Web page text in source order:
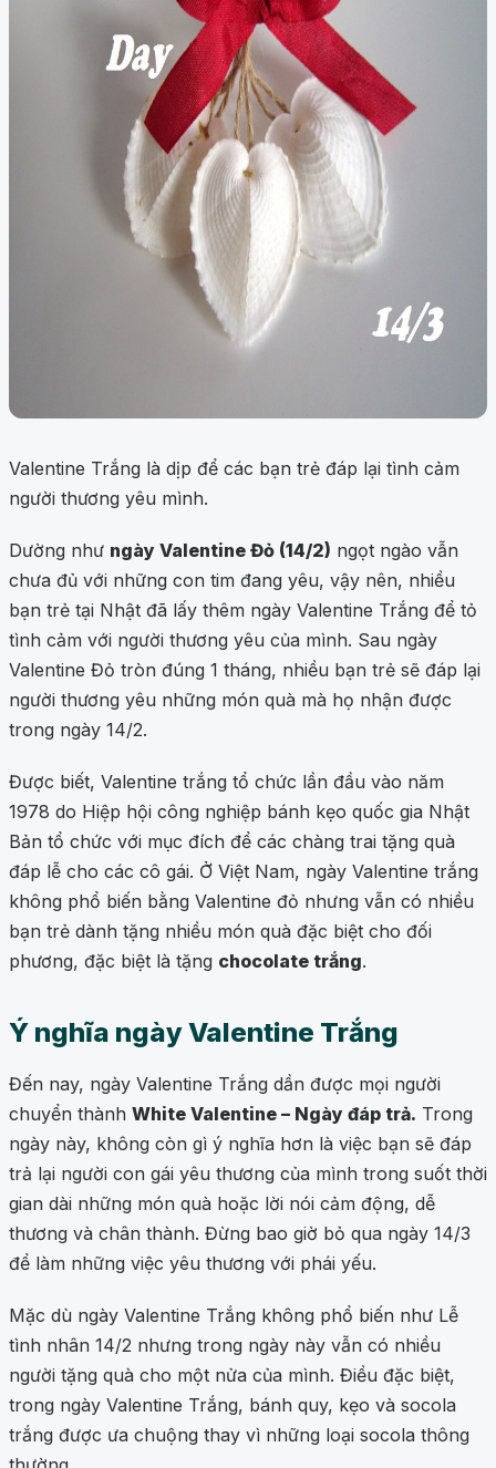
Valentine Trắng là dịp để các bạn trẻ đáp lại tình cảm
người thương yêu mình.
Dường như ngày Valentine Đỏ (14/2) ngọt ngào vẫn
chưa đủ với những con tim đang yêu, vậy nên, nhiều
bạn trẻ tại Nhật đã lấy thêm ngày Valentine Trắng để tỏ
tình cảm với người thương yêu của mình. Sau ngày
Valentine Đỏ tròn đúng 1 tháng, nhiều bạn trẻ sẽ đáp lại
người thương yêu những món quà mà họ nhận được
trong ngày 14/2.
Được biết, Valentine trắng tổ chức lần đầu vào năm
1978 do Hiệp hội công nghiệp bánh kẹo quốc gia Nhật
Bản tổ chức với mục đích để các chàng trai tặng quà
đáp lễ cho các cô gái. Ở Việt Nam, ngày Valentine trắng
không phổ biến bằng Valentine đỏ nhưng vẫn có nhiều
bạn trẻ dành tặng nhiều món quà đặc biệt cho đối
phương, đặc biệt là tặng chocolate trắng.
Ý nghĩa ngày Valentine Trắng
Đến nay, ngày Valentine Trắng dần được mọi người
chuyển thành White Valentine – Ngày đáp trả. Trong
ngày này, không còn gì ý nghĩa hơn là việc bạn sẽ đáp
trả lại người con gái yêu thương của mình trong suốt thời
gian dài những món quà hoặc lời nói cảm động, dễ
thương và chân thành. Đừng bao giờ bỏ qua ngày 14/3
để làm những việc yêu thương với phái yếu.
Mặc dù ngày Valentine Trắng không phổ biến như Lễ
tình nhân 14/2 nhưng trong ngày này vẫn có nhiều
người tặng quà cho một nửa của mình. Điều đặc biệt,
trong ngày Valentine Trắng, bánh quy, kẹo và socola
trắng được ưa chuộng thay vì những loại socola thông